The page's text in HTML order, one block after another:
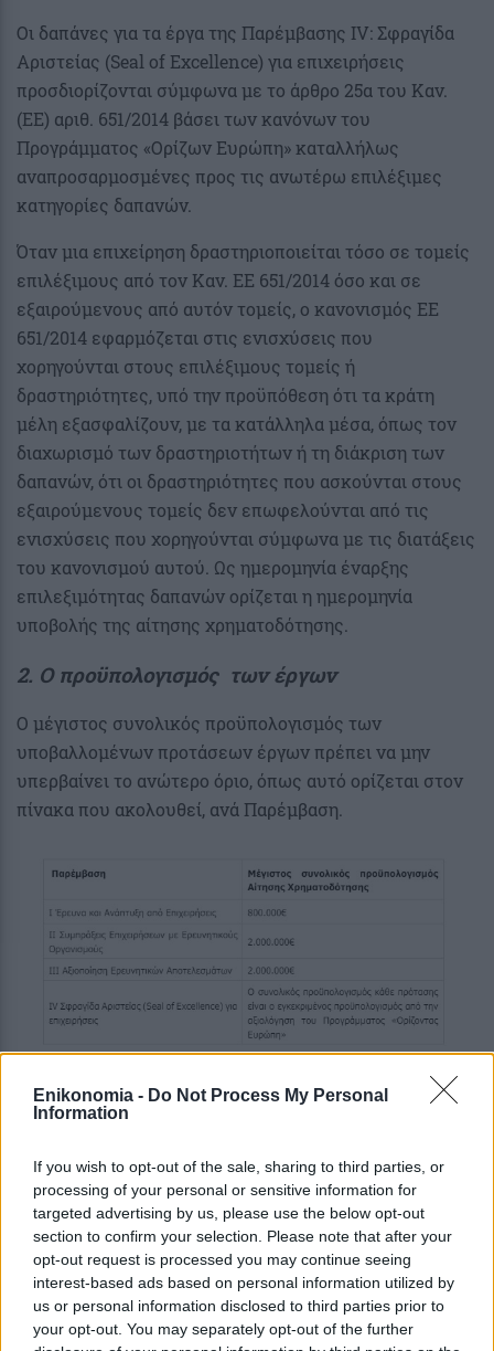
Enikonomia - Do Not Process My Personal
Information
If you wish to opt-out of the sale, sharing to third parties, or
processing of your personal or sensitive information for
targeted advertising by us, please use the below opt-out
section to confirm your selection. Please note that after your
opt-out request is processed you may continue seeing
interest-based ads based on personal information utilized by
us or personal information disclosed to third parties prior to
your opt-out. You may separately opt-out of the further
Οι δαπάνες για τα έργα της Παρέμβασης IV: Σφραγίδα
Αριστείας (Seal of Excellence) για επιχειρήσεις
προσδιορίζονται σύμφωνα με το άρθρο 25α του Καν.
(ΕΕ) αριθ. 651/2014 βάσει των κανόνων του
Προγράμματος «Ορίζων Ευρώπη» καταλλήλως
αναπροσαρμοσμένες προς τις ανωτέρω επιλέξιμες
κατηγορίες δαπανών.
Όταν μια επιχείρηση δραστηριοποιείται τόσο σε τομείς
επιλέξιμους από τον Καν. ΕΕ 651/2014 όσο και σε
εξαιρούμενους από αυτόν τομείς, ο κανονισμός ΕΕ
651/2014 εφαρμόζεται στις ενισχύσεις που
χορηγούνται στους επιλέξιμους τομείς ή
δραστηριότητες, υπό την προϋπόθεση ότι τα κράτη
μέλη εξασφαλίζουν, με τα κατάλληλα μέσα, όπως τον
διαχωρισμό των δραστηριοτήτων ή τη διάκριση των
δαπανών, ότι οι δραστηριότητες που ασκούνται στους
εξαιρούμενους τομείς δεν επωφελούνται από τις
ενισχύσεις που χορηγούνται σύμφωνα με τις διατάξεις
του κανονισμού αυτού. Ως ημερομηνία έναρξης
επιλεξιμότητας δαπανών ορίζεται η ημερομηνία
υποβολής της αίτησης χρηματοδότησης.
2. Ο προϋπολογισμός των έργων
Ο μέγιστος συνολικός προϋπολογισμός των
υποβαλλομένων προτάσεων έργων πρέπει να μην
υπερβαίνει το ανώτερο όριο, όπως αυτό ορίζεται στον
πίνακα που ακολουθεί, ανά Παρέμβαση.
3. Η διάρκεια υλοποίησης
Η χρονική διάρκεια υλοποίησης των υποβαλλομένων
προτάσεων έργων δεν πρέπει να υπερβαίνει τους
τριάντα έξι (36) μήνες, με δυνατότητα παράτασης κατά
χρονικό διάστημα ίσο με το ένα τρίτο της αρχικής
διάρκειας.
4. Ένταση της ενίσχυσης